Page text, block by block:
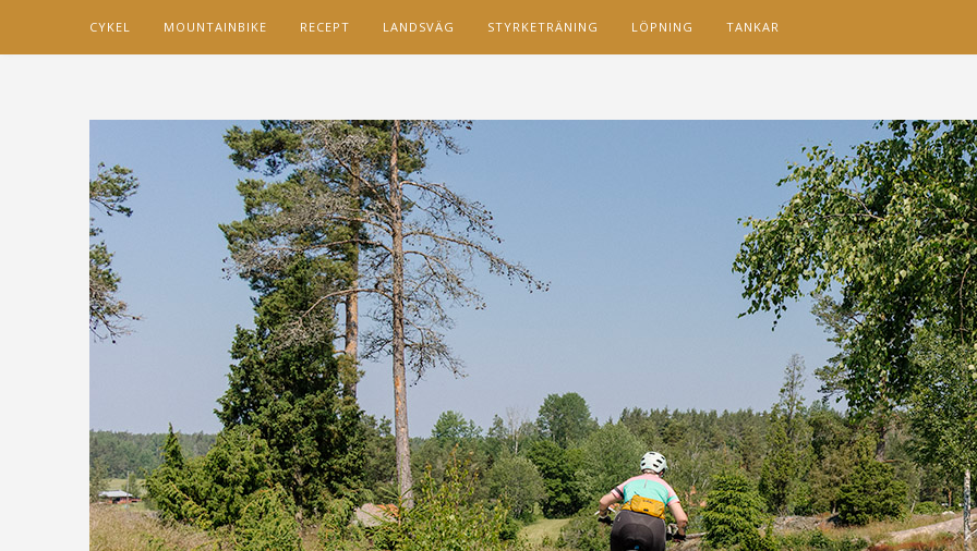
CYKEL MOUNTAINBIKE RECEPT LANDSVÄG STYRKETRÄNING LÖPNING TANKAR